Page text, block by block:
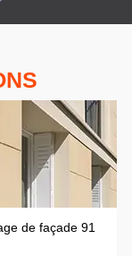
de façade 91